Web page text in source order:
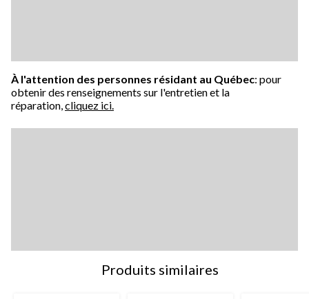
À l'attention des personnes résidant au Québec: pour
obtenir des renseignements sur l'entretien et la
réparation,cliquez ici.
Produits similaires